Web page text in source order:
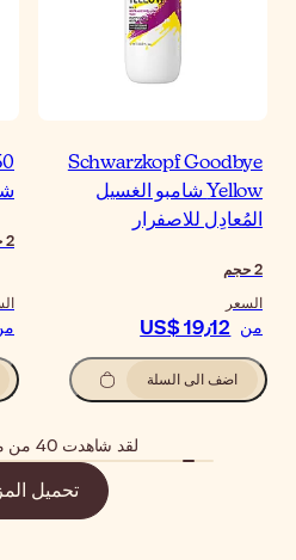
Schwarzkopf Goodbye
Yellow شامبو الغسيل
المُعادِل للاصفرار
2حجم
السعر
من US$ 19٫12
اضف الى السلة
2
لقد شاهدت 40 من منتجات 1197
تحميل